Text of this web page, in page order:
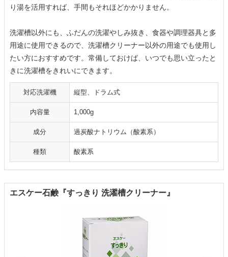
り湯を活用すれば、手間もそれほどかかりません。
洗濯槽以外にも、ふだんの洗濯やしみ抜き、食器や調理器具と多
用途に使用できるので、洗濯槽クリーナー以外の用途でも使用し
たい方におすすめです。常備しておけば、いつでも思い立ったと
きに洗濯槽をきれいにできます。
対応洗濯機 縦型、ドラム式
内容量 1,000g
成分 過炭酸ナトリウム（酸素系）
種類 酸素系
エスケー石鹸『すっきり 洗濯槽クリーナー』